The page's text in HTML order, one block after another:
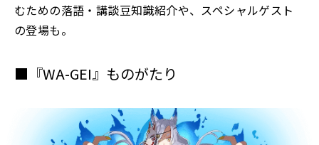
むための落語・講談豆知識紹介や、スペシャルゲスト
の登場も。
■『WA-GEI』ものがたり